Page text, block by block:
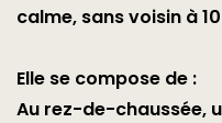
calme, sans voisin à
Elle se compose de :
Au rez-de-chaussée,